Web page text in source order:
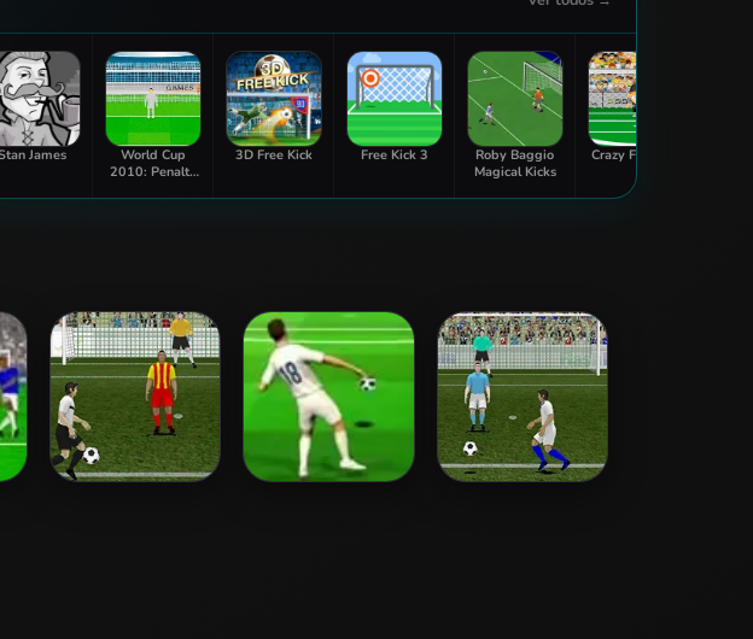
James
World Cup
2010: Penalty
3D Free Kick Free Kick 3
Roby Baggio
Magical Kicks
Crazy Freekick